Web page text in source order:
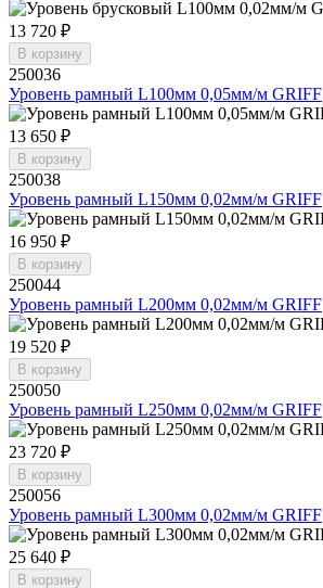
13 720 ₽
В корзину
250036
Уровень рамный L100мм 0,05мм/м GRIFF
13 650 ₽
В корзину
250038
Уровень рамный L150мм 0,02мм/м GRIFF
16 950 ₽
В корзину
250044
Уровень рамный L200мм 0,02мм/м GRIFF
19 520 ₽
В корзину
250050
Уровень рамный L250мм 0,02мм/м GRIFF
23 720 ₽
В корзину
250056
Уровень рамный L300мм 0,02мм/м GRIFF
25 640 ₽
В корзину